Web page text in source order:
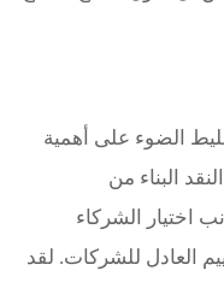
الضوء على أهمية
البناء من
اختيار الشركاء
العادل للشركات. لقد